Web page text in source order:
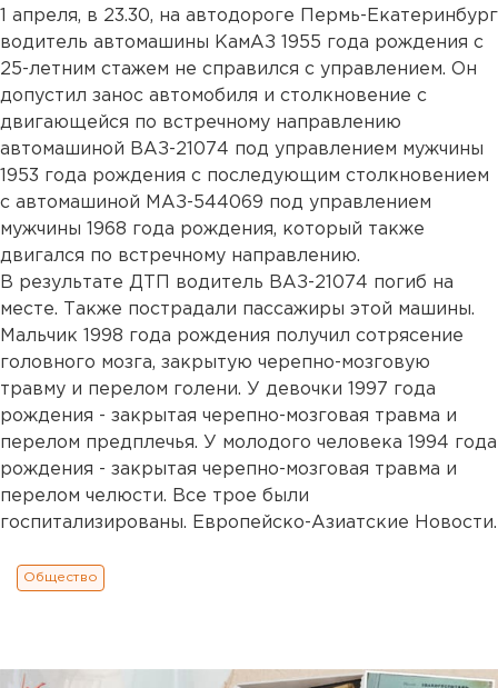
1 апреля, в 23.30, на автодороге Пермь-Екатеринбург
водитель автомашины КамАЗ 1955 года рождения с
25-летним стажем не справился с управлением. Он
допустил занос автомобиля и столкновение с
двигающейся по встречному направлению
автомашиной ВАЗ-21074 под управлением мужчины
1953 года рождения с последующим столкновением
с автомашиной МАЗ-544069 под управлением
мужчины 1968 года рождения, который также
двигался по встречному направлению.
В результате ДТП водитель ВАЗ-21074 погиб на
месте. Также пострадали пассажиры этой машины.
Мальчик 1998 года рождения получил сотрясение
головного мозга, закрытую черепно-мозговую
травму и перелом голени. У девочки 1997 года
рождения - закрытая черепно-мозговая травма и
перелом предплечья. У молодого человека 1994 года
рождения - закрытая черепно-мозговая травма и
перелом челюсти. Все трое были
госпитализированы. Европейско-Азиатские Новости.
Общество